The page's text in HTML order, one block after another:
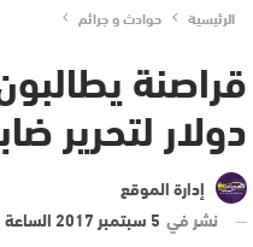
الرئيسية حوادث و جرائم
دولار لتحرير
إدارة الموقع
نشر في 5 سبتمبر 2017 الساعة 12 و 23 دقيقة